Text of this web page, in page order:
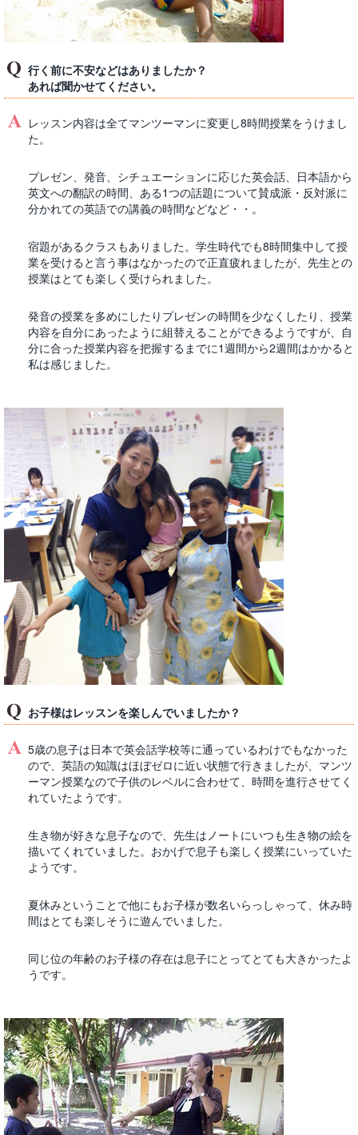
行く前に不安などはありましたか？
あれば聞かせてください。
レッスン内容は全てマンツーマンに変更し8時間授業をうけまし
た。
プレゼン、発音、シチュエーションに応じた英会話、日本語から
英文への翻訳の時間、ある1つの話題について賛成派・反対派に
分かれての英語での講義の時間などなど・・。
宿題があるクラスもありました。学生時代でも8時間集中して授
業を受けると言う事はなかったので正直疲れましたが、先生との
授業はとても楽しく受けられました。
発音の授業を多めにしたりプレゼンの時間を少なくしたり、授業
内容を自分にあったように組替えることができるようですが、自
分に合った授業内容を把握するまでに1週間から2週間はかかると
私は感じました。
お子様はレッスンを楽しんでいましたか？
5歳の息子は日本で英会話学校等に通っているわけでもなかった
ので、英語の知識はほぼゼロに近い状態で行きましたが、マンツ
ーマン授業なので子供のレベルに合わせて、時間を進行させてく
れていたようです。
生き物が好きな息子なので、先生はノートにいつも生き物の絵を
描いてくれていました。おかげで息子も楽しく授業にいっていた
ようです。
夏休みということで他にもお子様が数名いらっしゃって、休み時
間はとても楽しそうに遊んでいました。
同じ位の年齢のお子様の存在は息子にとってとても大きかったよ
うです。